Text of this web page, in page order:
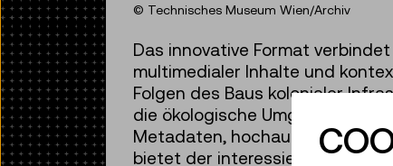
© Technisches Museum Wien/Archiv
Das innovative Format
multimedialer Inhalte und
Folgen des Baus kolonialer
die ökologische Umgestaltung
Metadaten, hochauflösende
bietet der interessierten